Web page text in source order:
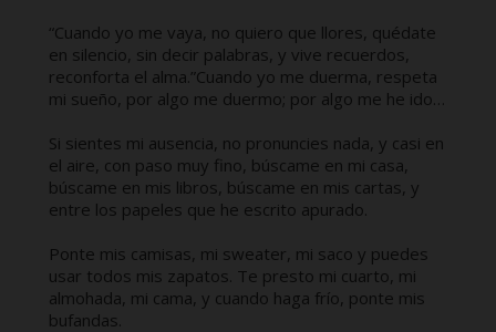
“Cuando yo me vaya, no quiero que llores, quédate
en silencio, sin decir palabras, y vive recuerdos,
reconforta el alma.”Cuando yo me duerma, respeta
mi sueño, por algo me duermo; por algo me he ido…
Si sientes mi ausencia, no pronuncies nada, y casi en
el aire, con paso muy fino, búscame en mi casa,
búscame en mis libros, búscame en mis cartas, y
entre los papeles que he escrito apurado.
Ponte mis camisas, mi sweater, mi saco y puedes
usar todos mis zapatos. Te presto mi cuarto, mi
almohada, mi cama, y cuando haga frío, ponte mis
bufandas.